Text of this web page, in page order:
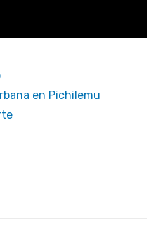
en Pichilemu